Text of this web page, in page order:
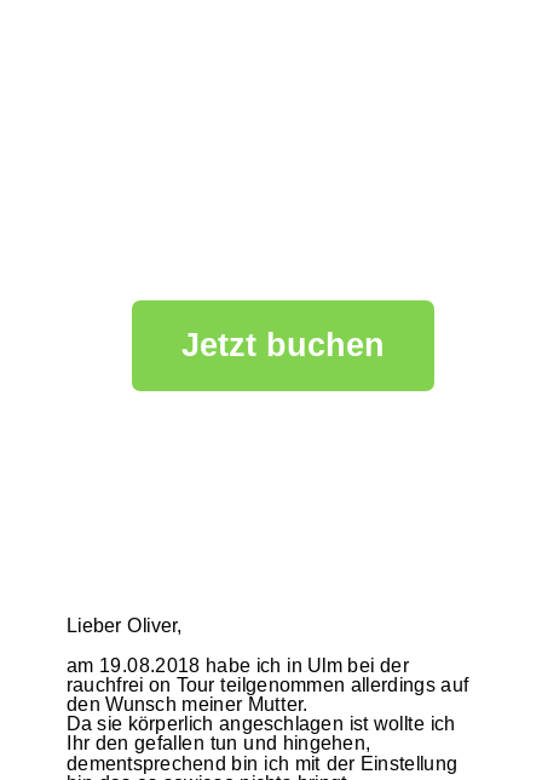
Jetzt buchen
Lieber Oliver,
am 19.08.2018 habe ich in Ulm bei der
rauchfrei on Tour teilgenommen allerdings auf
den Wunsch meiner Mutter.
Da sie körperlich angeschlagen ist wollte ich
Ihr den gefallen tun und hingehen,
dementsprechend bin ich mit der Einstellung